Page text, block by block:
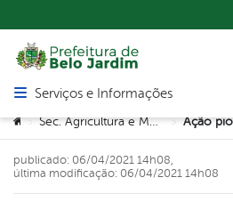
Abrir menu principal de navegação
Serviços e Informações
Você está aqui:
> Sec. Agricultura e Meio Ambiente >
publicado: 06/04/2021 14h08,
última modificação: 06/04/2021 14h08